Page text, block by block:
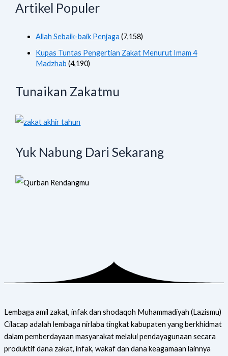
Artikel Populer
Allah Sebaik-baik Penjaga (7,158)
Kupas Tuntas Pengertian Zakat Menurut Imam 4
Madzhab (4,190)
Tunaikan Zakatmu
Yuk Nabung Dari Sekarang
Lembaga amil zakat, infak dan shodaqoh Muhammadiyah (Lazismu)
Cilacap adalah lembaga nirlaba tingkat kabupaten yang berkhidmat
dalam pemberdayaan masyarakat melalui pendayagunaan secara
produktif dana zakat, infak, wakaf dan dana keagamaan lainnya